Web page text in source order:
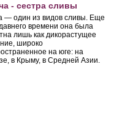
- сестра сливы
— один из видов сливы. Еще
времени она была
лишь как дикорастущее
широко
на юге: на
в Крыму, в Средней Азии.